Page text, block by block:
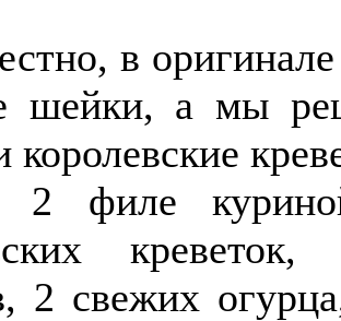
в
шейки, а мы
королевские
2 филе
2 свежих